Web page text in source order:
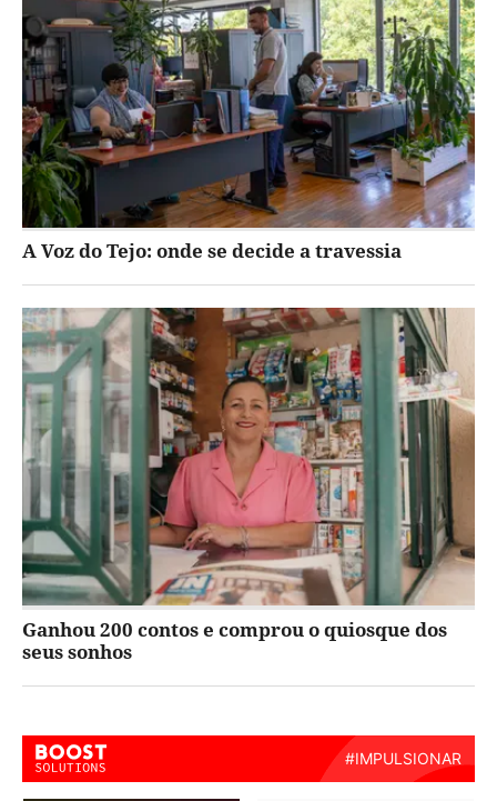
A Voz do Tejo: onde se decide a travessia
Ganhou 200 contos e comprou o quiosque dos
seus sonhos